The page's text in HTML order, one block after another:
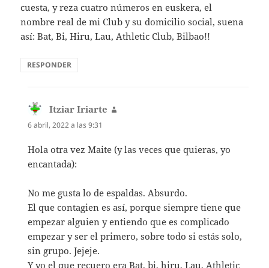
cuesta, y reza cuatro números en euskera, el
nombre real de mi Club y su domicilio social, suena
así: Bat, Bi, Hiru, Lau, Athletic Club, Bilbao!!
RESPONDER
Itziar Iriarte
6 abril, 2022 a las 9:31
Hola otra vez Maite (y las veces que quieras, yo
encantada):
No me gusta lo de espaldas. Absurdo.
El que contagien es así, porque siempre tiene que
empezar alguien y entiendo que es complicado
empezar y ser el primero, sobre todo si estás solo,
sin grupo. Jejeje.
Y yo el que recuero era Bat, bi, hiru, Lau, Athletic